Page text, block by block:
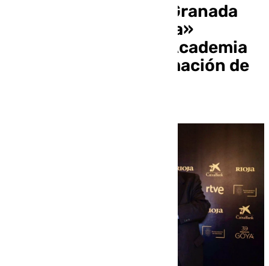
El Ayuntamiento de Granada
destaca la «fructífera»
colaboración con la Academia
de Cine en la programación de